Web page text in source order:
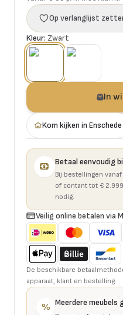
Op verlanglijst
Kleur: Zwart
In
Kom kijken in Enschede
Betaal eenvoudig
Bij bestellingen
of contant tot €
nodig.
Veilig online betalen via
De beschikbare
apparaat, klant en bestelling.
% Meerdere meubels